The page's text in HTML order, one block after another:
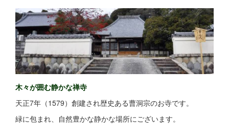
木々が囲む静かな禅寺
天正7年（1579）創建され歴史ある曹洞宗のお寺です。
緑に包まれ、自然豊かな静かな場所にございます。